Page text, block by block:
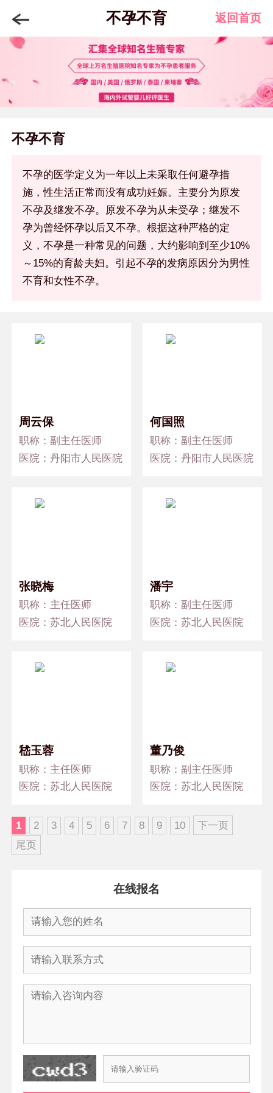
不孕不育 返回首页
不孕不育
不孕的医学定义为一年以上未采取任何避孕措
施，性生活正常而没有成功妊娠。主要分为原发
不孕及继发不孕。原发不孕为从未受孕；继发不
孕为曾经怀孕以后又不孕。根据这种严格的定
义，不孕是一种常见的问题，大约影响到至少10%
～15%的育龄夫妇。引起不孕的发病原因分为男性
不育和女性不孕。
周云保
职称：副主任医师
医院：丹阳市人民医院
何国照
职称：副主任医师
医院：丹阳市人民医院
张晓梅
职称：主任医师
医院：苏北人民医院
潘宇
职称：副主任医师
医院：苏北人民医院
嵇玉蓉
职称：主任医师
医院：苏北人民医院
董乃俊
职称：副主任医师
医院：苏北人民医院
1 2 3 4 5 6 7 8 9 10
下一页
尾页
在线报名